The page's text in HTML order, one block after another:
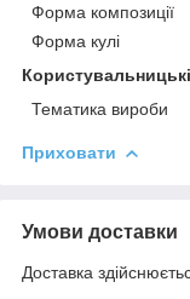
Форма композиції
Форма кулі
Тематика вироби
Приховати
Умови доставки
Доставка